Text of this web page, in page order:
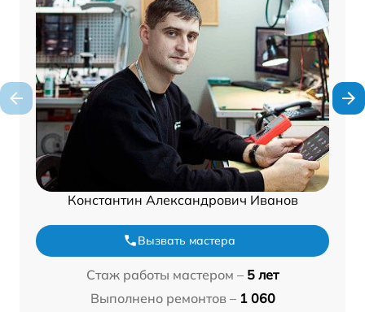
Константин Александрович Иванов
Вызвать мастера
Стаж работы мастером – 5 лет
Выполнено ремонтов – 1 060